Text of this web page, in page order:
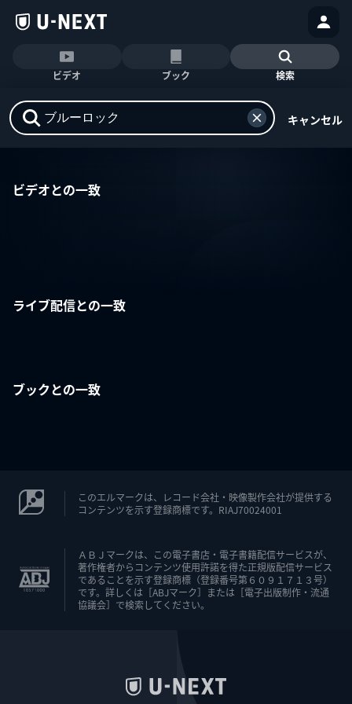
ビデオ ブック 検索
キャンセル
ビデオとの一致
ライブ配信との一致
ブックとの一致
このエルマークは、レコード会社・映像製作会社が提供する
コンテンツを示す登録商標です。RIAJ70024001
ＡＢＪマークは、この電子書店・電子書籍配信サービスが、
著作権者からコンテンツ使用許諾を得た正規版配信サービス
であることを示す登録商標（登録番号第６０９１７１３号）
です。詳しくは［ABJマーク］または［電子出版制作・流通
協議会］で検索してください。